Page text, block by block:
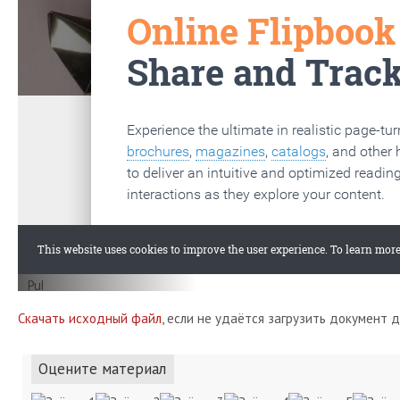
Скачать исходный файл, если не удаётся загрузить документ
Оцените материал